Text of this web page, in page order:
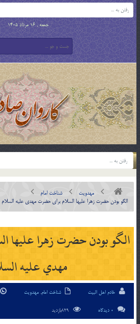
جمعه , 16 مرداد 1405
مهدویت
شناخت امام
الگو بودن حضرت زهرا عليها السلام براي حضرت مهدي عليه السلام
الگو بودن حضرت زهرا عليها
مهدي عليه
خادم اهل البیت شناخت امام, مهدویت
0 دیدگاه